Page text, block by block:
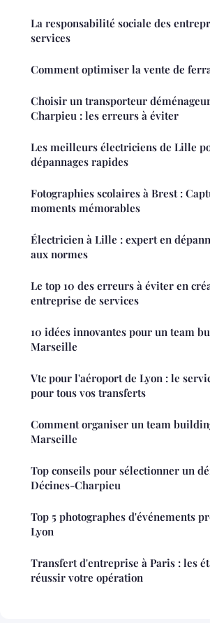
La responsabilité sociale des
services
Comment optimiser la vente de
Choisir un transporteur
Charpieu : les erreurs à éviter
Les meilleurs électriciens de Lille
dépannages rapides
Fotographies scolaires à Brest :
moments mémorables
Électricien à Lille : expert en
aux normes
Le top 10 des erreurs à éviter en
entreprise de services
10 idées innovantes pour un team
Marseille
Vtc pour l'aéroport de Lyon : le
pour tous vos transferts
Comment organiser un team
Marseille
Top conseils pour sélectionner un
Décines-Charpieu
Top 5 photographes d'événements
Lyon
Transfert d'entreprise à Paris : les
réussir votre opération